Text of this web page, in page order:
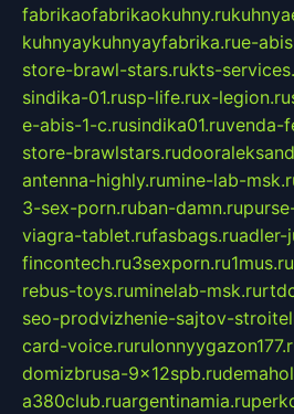
fabrikaofabrikaokuhny.ru
kuhnyaykuhnyayfabrika.rue-
store-brawl-stars.rukts-
sindika-01.rusp-life.rux-legion.ru
e-abis-1-c.rusindika01.ruvenda-
store-brawlstars.ru
antenna-highly.rumine-lab-
3-sex-porn.ruban-damn.ru
viagra-tablet.rufasbags.ruadler-
fincontech.ru3sexporn.ru1mus.ru
rebus-toys.ruminelab-msk.ru
seo-prodvizhenie-sajtov-
card-voice.ru
domizbrusa-9x12spb.ru
a380club.ruargentinamia.ru